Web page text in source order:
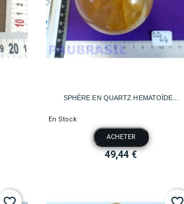
SPHÈRE EN QUARTZ HEMATOÏDE...
En Stock
ACHETER
49,44 €